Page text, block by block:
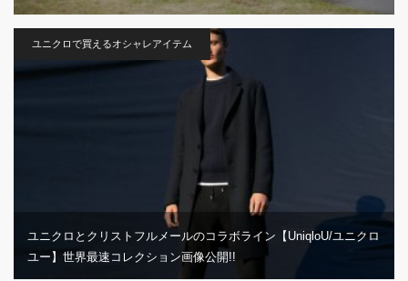
年5月3日号紹介】
ユニクロで買えるオシャレアイテム
ユニクロとクリストフルメールのコラボライン【UniqloU/ユニクロ
ユー】世界最速コレクション画像公開!!